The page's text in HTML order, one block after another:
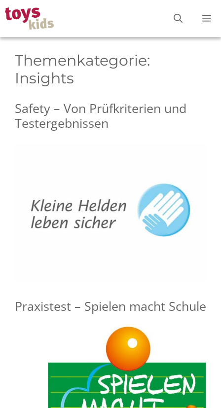
Zum
Inhalt
springen
Themenkategorie:
Insights
Safety – Von Prüfkriterien und
Testergebnissen
Praxistest – Spielen macht Schule